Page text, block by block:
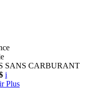
SANS CARBURANT
i
Plus